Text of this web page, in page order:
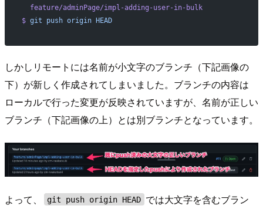
  feature/adminPage/impl-adding-user-in-bulk
$ git push origin HEAD
しかしリモートには名前が小文字のブランチ（下記画像の
下）が新しく作成されてしまいました。ブランチの内容は
ローカルで行った変更が反映されていますが、名前が正しい
ブランチ（下記画像の上）とは別ブランチとなっています。
よって、 git push origin HEAD では大文字を含むブラン